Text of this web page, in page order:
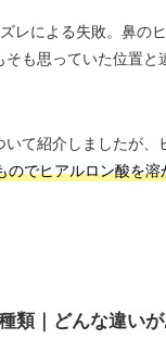
レによる失敗。鼻の
そも思っていた位置と
いて紹介しましたが、
のでヒアルロン酸を溶
類｜どんな違いが